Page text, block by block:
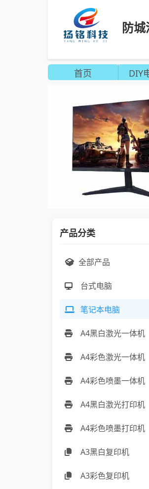
防
首页 DIY
产品分类
全部产品
台式电脑
笔记本电脑
A4黑白激光一体机
A4彩色激光一体机
A4彩色喷墨一体机
A4黑白激光打印机
A4彩色喷墨打印机
A3黑白复印机
A3彩色复印机